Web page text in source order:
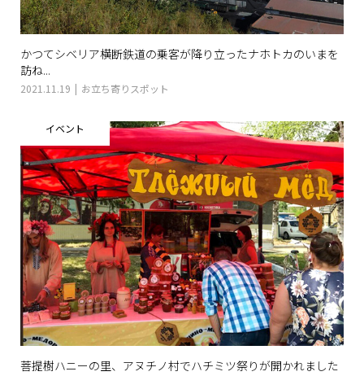
かつてシベリア横断鉄道の乗客が降り立ったナホトカのいまを
訪ね...
2021.11.19 お立ち寄りスポット
イベント
菩提樹ハニーの里、アヌチノ村でハチミツ祭りが開かれました